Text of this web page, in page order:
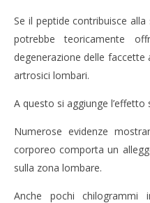
Se il peptide contribuisce
potrebbe teoricamente
degenerazione delle
artrosici lombari.
A questo si aggiunge
Numerose evidenze
corporeo comporta un
sulla zona lombare.
Anche pochi